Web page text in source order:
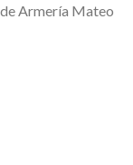
Armería Mateo